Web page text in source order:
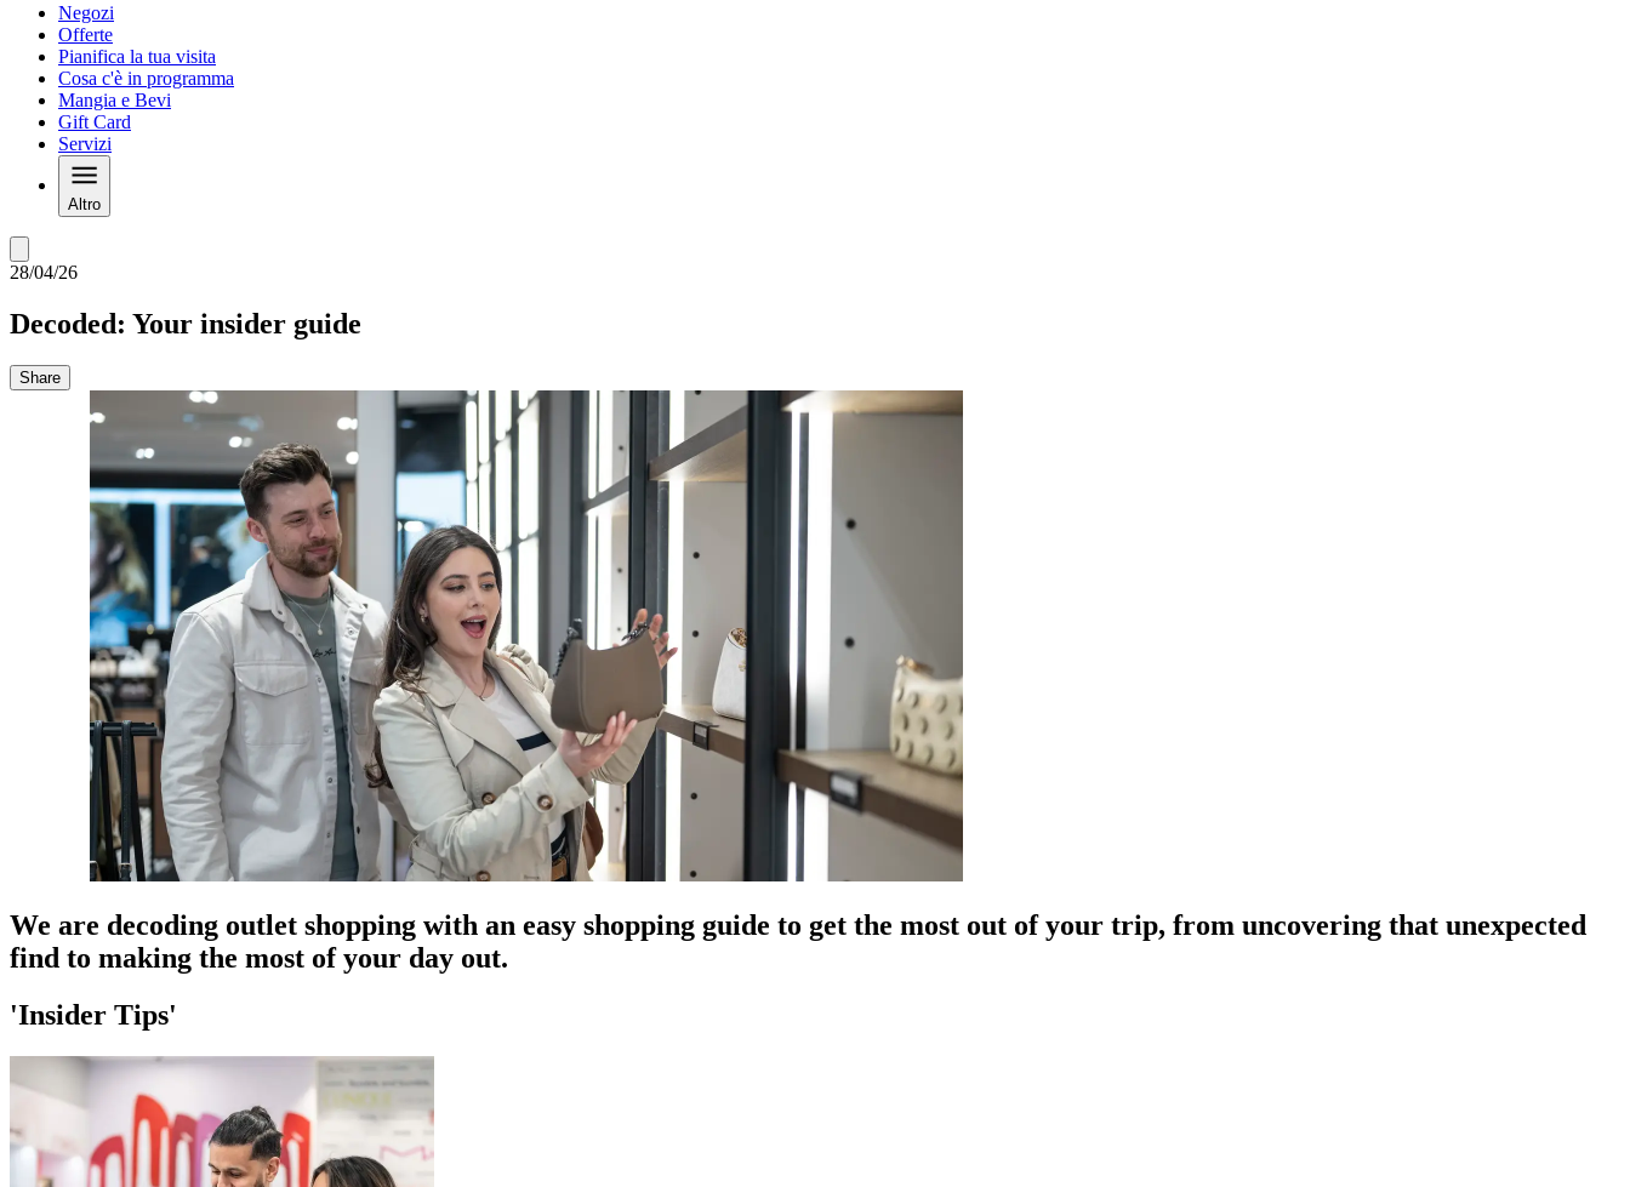
Negozi
Offerte
Pianifica la tua visita
Cosa c'è in programma
Mangia e Bevi
Gift Card
Servizi
Altro
28/04/26
Decoded: Your insider guide
Share
We are decoding outlet shopping with an easy shopping guide to get the most out of your trip, from uncovering that unexpected
find to making the most of your day out.
'Insider Tips'